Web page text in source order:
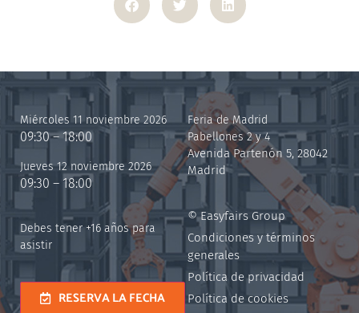
Miércoles 11 noviembre 2026
09:30 – 18:00
Jueves 12 noviembre 2026
09:30 – 18:00
Debes tener +16 años para
asistir
RESERVA LA FECHA
Feria de Madrid
Pabellones 2 y 4
Avenida Partenón 5, 28042
Madrid
© Easyfairs Group
Condiciones y términos
generales
Política de privacidad
Política de cookies